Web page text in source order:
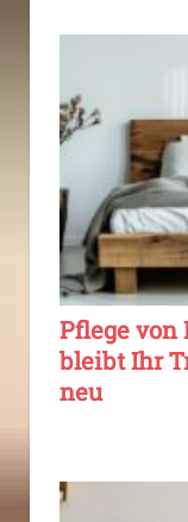
Pflege von
bleibt Ihr
neu